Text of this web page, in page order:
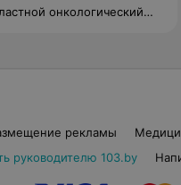
онкологический
рекламы
руководителю 103.by